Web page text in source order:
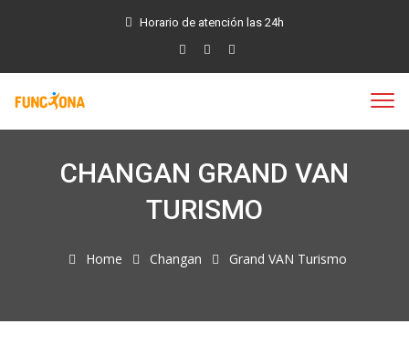
Horario de atención las 24h
CHANGAN GRAND VAN
TURISMO
Home Changan Grand VAN Turismo